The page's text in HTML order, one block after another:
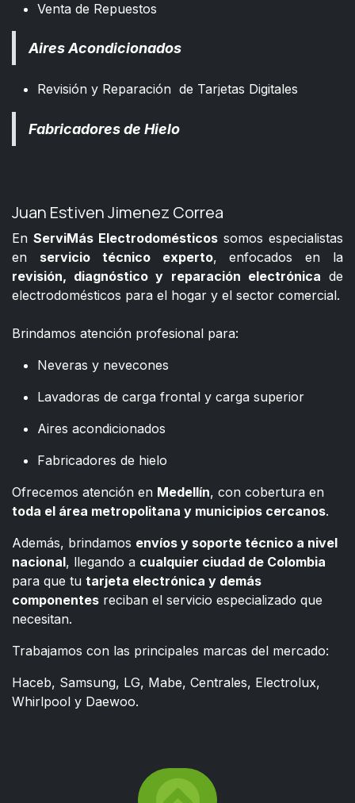
Venta de Repuestos
Aires Acondicionados
Revisión y Reparación de Tarjetas Digitales
Fabricadores de Hielo
Juan Estiven Jimenez Correa
En ServiMás Electrodomésticos somos especialistas
en servicio técnico experto, enfocados en la
revisión, diagnóstico y reparación electrónica de
electrodomésticos para el hogar y el sector comercial.
Brindamos atención profesional para:
Neveras y nevecones
Lavadoras de carga frontal y carga superior
Aires acondicionados
Fabricadores de hielo
Ofrecemos atención en Medellín, con cobertura en
toda el área metropolitana y municipios cercanos.
Además, brindamos envíos y soporte técnico a nivel
nacional, llegando a cualquier ciudad de Colombia
para que tu tarjeta electrónica y demás
componentes reciban el servicio especializado que
necesitan.
Trabajamos con las principales marcas del mercado:
Haceb, Samsung, LG, Mabe, Centrales, Electrolux,
Whirlpool y Daewoo.